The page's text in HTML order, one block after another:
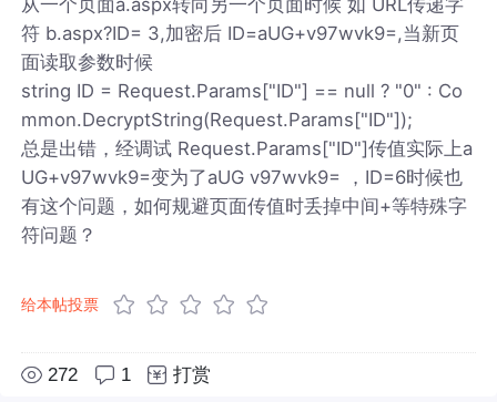
符 b.aspx?ID= 3,加密后 ID=aUG+v97wvk9=,当新页
面读取参数时候
string ID = Request.Params["ID"] == null ? "0" : Co
mmon.DecryptString(Request.Params["ID"]);
总是出错，经调试 Request.Params["ID"]传值实际上a
UG+v97wvk9=变为了aUG v97wvk9= ，ID=6时候也
有这个问题，如何规避页面传值时丢掉中间+等特殊字
符问题？
给本帖投票
272 1 打赏